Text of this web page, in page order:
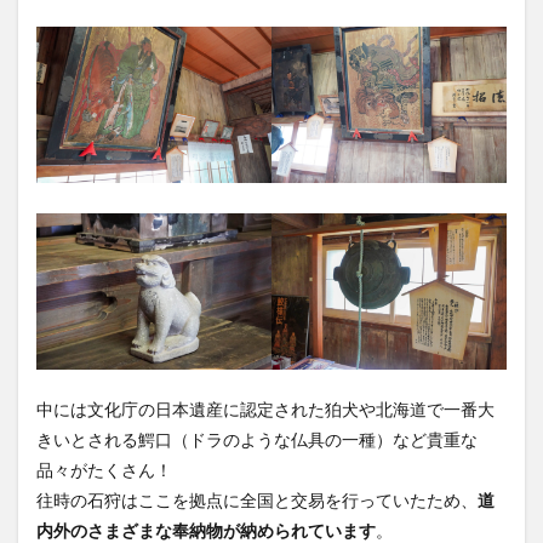
中には文化庁の日本遺産に認定された狛犬や北海道で一番大
きいとされる鰐口（ドラのような仏具の一種）など貴重な
品々がたくさん！
往時の石狩はここを拠点に全国と交易を行っていたため、 道
内外のさまざまな奉納物が納められています。